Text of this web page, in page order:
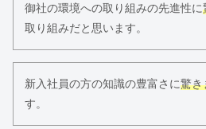
御社の環境への取り組みの先進性に
取り組みだと思います。
新入社員の方の知識の豊富さに驚き
す。